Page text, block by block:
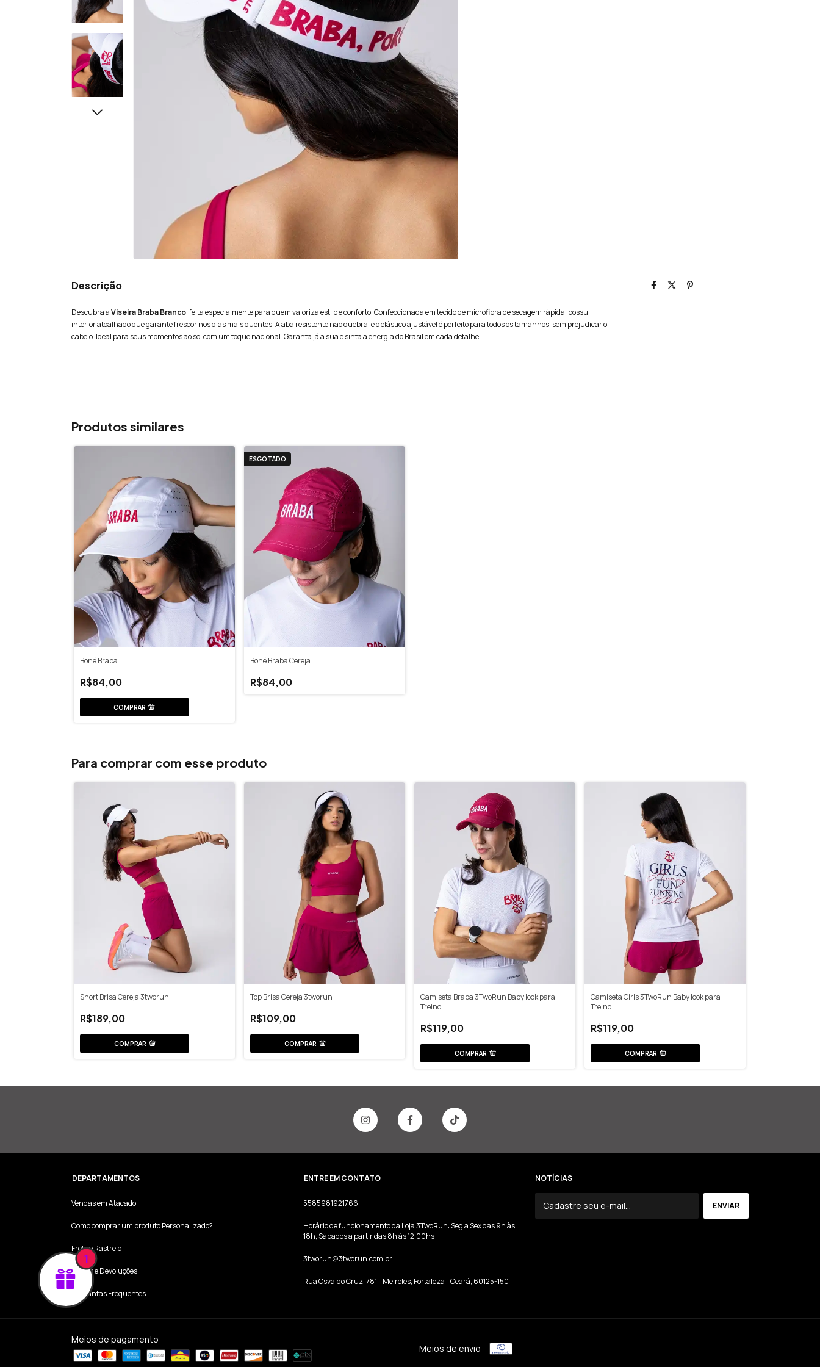
Descrição
Descubra aViseira Braba Branco, feita especialmente para quem valoriza estilo e conforto! Confeccionada em tecido de microfibra de secagem rápida, possui
interior atoalhado que garante frescor nos dias mais quentes. A aba resistente não quebra, e o elástico ajustável é perfeito para todos os tamanhos, sem prejudicar o
cabelo. Ideal para seus momentos ao sol com um toque nacional. Garanta já a sua e sinta a energia do Brasil em cada detalhe!
Produtos similares
Boné Braba
R$84,00
ESGOTADO
Boné Braba Cereja
R$84,00
Para comprar com esse produto
Short Brisa Cereja 3tworun
R$189,00
COMPRAR
Top Brisa Cereja 3tworun
R$109,00
COMPRAR
Camiseta Braba 3TwoRun Baby look para
Treino
R$119,00
COMPRAR
Camiseta Girls 3TwoRun Baby look para
Treino
R$119,00
COMPRAR
DEPARTAMENTOS
Vendas em Atacado
Como comprar um produto Personalizado?
Frete e Rastreio
Trocas e Devoluções
Perguntas Frequentes
ENTRE EM CONTATO
5585981921766
Horário de funcionamento da Loja 3TwoRun: Seg a Sex das 9h às
18h; Sábados a partir das 8h às 12:00hs
3tworun@3tworun.com.br
Rua Osvaldo Cruz, 781 - Meireles, Fortaleza - Ceará, 60125-150
NOTÍCIAS
Meios de pagamento
Meios de envio
1